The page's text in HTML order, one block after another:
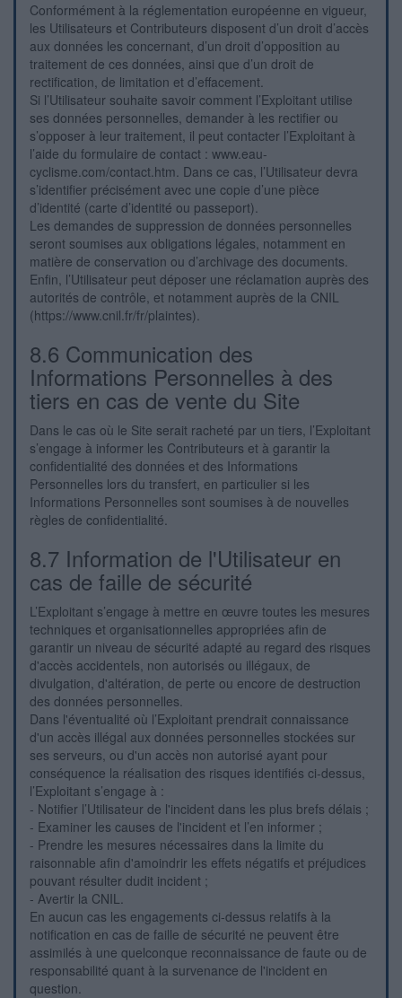
Conformément à la réglementation européenne en vigueur,
les Utilisateurs et Contributeurs disposent d’un droit d’accès
aux données les concernant, d’un droit d’opposition au
traitement de ces données, ainsi que d’un droit de
rectification, de limitation et d’effacement.
Si l’Utilisateur souhaite savoir comment l’Exploitant utilise
ses données personnelles, demander à les rectifier ou
s’opposer à leur traitement, il peut contacter l’Exploitant à
l’aide du formulaire de contact : www.eau-
cyclisme.com/contact.htm. Dans ce cas, l’Utilisateur devra
s’identifier précisément avec une copie d’une pièce
d’identité (carte d’identité ou passeport).
Les demandes de suppression de données personnelles
seront soumises aux obligations légales, notamment en
matière de conservation ou d’archivage des documents.
Enfin, l’Utilisateur peut déposer une réclamation auprès des
autorités de contrôle, et notamment auprès de la CNIL
(https://www.cnil.fr/fr/plaintes).
8.6 Communication des
Informations Personnelles à des
tiers en cas de vente du Site
Dans le cas où le Site serait racheté par un tiers, l’Exploitant
s’engage à informer les Contributeurs et à garantir la
confidentialité des données et des Informations
Personnelles lors du transfert, en particulier si les
Informations Personnelles sont soumises à de nouvelles
règles de confidentialité.
8.7 Information de l'Utilisateur en
cas de faille de sécurité
L’Exploitant s’engage à mettre en œuvre toutes les mesures
techniques et organisationnelles appropriées afin de
garantir un niveau de sécurité adapté au regard des risques
d'accès accidentels, non autorisés ou illégaux, de
divulgation, d'altération, de perte ou encore de destruction
des données personnelles.
Dans l'éventualité où l’Exploitant prendrait connaissance
d'un accès illégal aux données personnelles stockées sur
ses serveurs, ou d'un accès non autorisé ayant pour
conséquence la réalisation des risques identifiés ci-dessus,
l’Exploitant s’engage à :
- Notifier l’Utilisateur de l'incident dans les plus brefs délais ;
- Examiner les causes de l'incident et l’en informer ;
- Prendre les mesures nécessaires dans la limite du
raisonnable afin d'amoindrir les effets négatifs et préjudices
pouvant résulter dudit incident ;
- Avertir la CNIL.
En aucun cas les engagements ci-dessus relatifs à la
notification en cas de faille de sécurité ne peuvent être
assimilés à une quelconque reconnaissance de faute ou de
responsabilité quant à la survenance de l'incident en
question.